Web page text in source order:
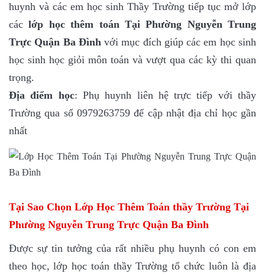
huynh và các em học sinh Thầy Trường tiếp tục mở lớp
cáclớp học thêm toán Tại Phường Nguyễn Trung
Trực Quận Ba Đìnhvới mục đích giúp các em học sinh
học sinh học giỏi môn toán và vượt qua các kỳ thi quan
trọng.
Địa điểm học: Phụ huynh liên hệ trực tiếp với thầy
Trường qua số 0979263759 để cập nhật địa chỉ học gần
nhất
Tại Sao Chọn Lớp Học Thêm Toán thầy Trường Tại
Phường Nguyễn Trung Trực Quận Ba Đình
Được sự tin tưởng của rất nhiều phụ huynh có con em
theo học, lớp học toán thầy Trường tổ chức luôn là địa